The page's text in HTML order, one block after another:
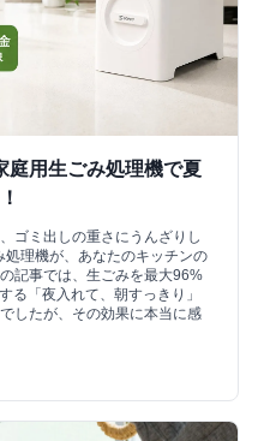
庭用生ごみ処理機で夏
ゴミ出しの重さにうんざりし
理機が、あなたのキッチンの
記事では、生ごみを最大96%
る「夜入れて、朝すっきり」
したが、その効果に本当に感